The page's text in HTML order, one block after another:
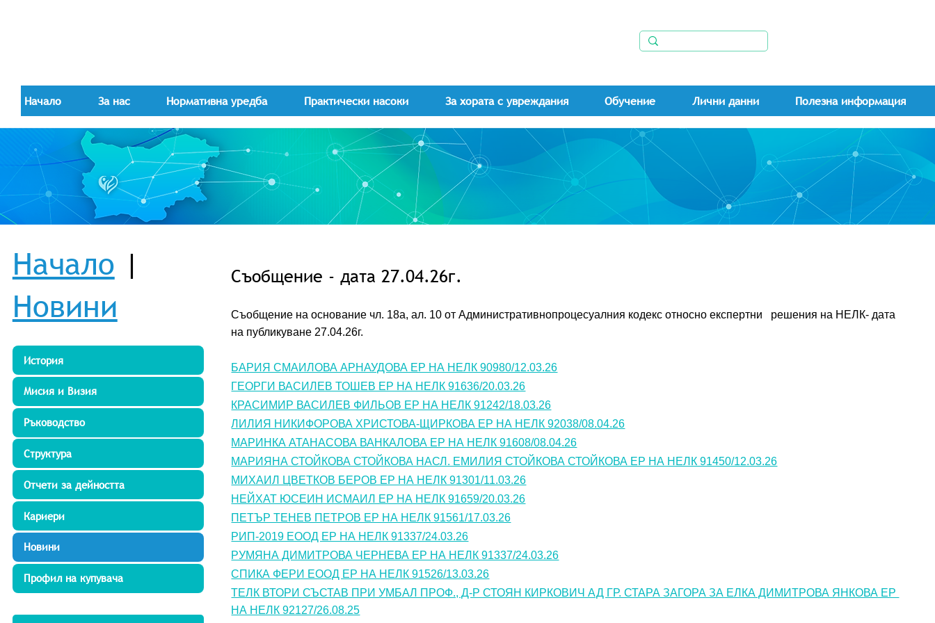
Начало За нас Нормативна уредба Практически насоки За хората с увреждания Обучение Лични данни Полезна информация
История
Мисия и Визия
Ръководство
Структура
Отчети за дейността
Кариери
Новини
Профил на купувача
Начало |
Новини
Съобщениe - дата 27.04.26г.
Съобщение на основание чл. 18а, ал. 10 от Административнопроцесуалния кодекс относно експертни   решения на НЕЛК- дата
на публикуване 27.04.26г.
БАРИЯ СМАИЛОВА АРНАУДОВА ЕР НА НЕЛК 90980/12.03.26
ГЕОРГИ ВАСИЛЕВ ТОШЕВ ЕР НА НЕЛК 91636/20.03.26
КРАСИМИР ВАСИЛЕВ ФИЛЬОВ ЕР НА НЕЛК 91242/18.03.26
ЛИЛИЯ НИКИФОРОВА ХРИСТОВА-ЩИРКОВА ЕР НА НЕЛК 92038/08.04.26
МАРИНКА АТАНАСОВА ВАНКАЛОВА ЕР НА НЕЛК 91608/08.04.26
МАРИЯНА СТОЙКОВА СТОЙКОВА НАСЛ. ЕМИЛИЯ СТОЙКОВА СТОЙКОВА ЕР НА НЕЛК 91450/12.03.26
МИХАИЛ ЦВЕТКОВ БЕРОВ ЕР НА НЕЛК 91301/11.03.26
НЕЙХАТ ЮСЕИН ИСМАИЛ ЕР НА НЕЛК 91659/20.03.26
ПЕТЪР ТЕНЕВ ПЕТРОВ ЕР НА НЕЛК 91561/17.03.26
РИП-2019 ЕООД ЕР НА НЕЛК 91337/24.03.26
РУМЯНА ДИМИТРОВА ЧЕРНЕВА ЕР НА НЕЛК 91337/24.03.26
СПИКА ФЕРИ ЕООД ЕР НА НЕЛК 91526/13.03.26
ТЕЛК ВТОРИ СЪСТАВ ПРИ УМБАЛ ПРОФ., Д-Р СТОЯН КИРКОВИЧ АД ГР. СТАРА ЗАГОРА ЗА ЕЛКА ДИМИТРОВА ЯНКОВА ЕР
НА НЕЛК 92127/26.08.25